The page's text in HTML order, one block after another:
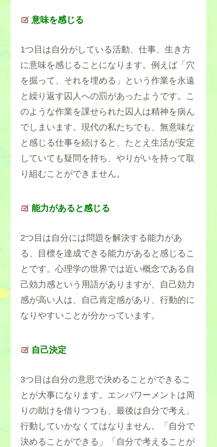
意味を感じる
1つ目は自分がしている活動、仕事、生き方
に意味を感じることになります。例えば「穴
を掘って、それを埋める」という作業を永遠
と繰り返す囚人への罰があったようです。こ
のような作業を課せられた囚人は精神を病ん
でしまいます。現代の私たちでも、無意味な
と感じる仕事を続けると、たとえ生活が安定
していても疑問を持ち、やりがいを持って取
り組むことができません。
能力があると感じる
2つ目は自分には問題を解決する能力があ
る、目標を達成できる能力があると感じるこ
とです。心理学の世界では近い概念である自
己効力感という用語がありますが、自己効力
感が高い人は、自己肯定感があり、行動的に
なりやすいことが分かっています。
自己決定
3つ目は自分の意思で決めることができるこ
とが大事になります。エンパワーメントは周
りの助けを借りつつも、最後は自分で考え、
行動していかなくてはなりません。「自分で
決めることができる」「自分で考えることが